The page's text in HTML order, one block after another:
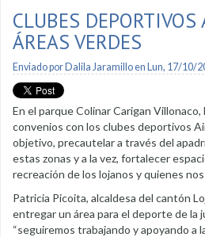
CLUBES
ÁREAS VERDES
Enviado por Dalila Jaramilloen Lun, 17/10/
En el parque Colinar Carigan
convenios con los clubes deportivos
objetivo, precautelar a través del
estas zonas y a la vez, fortalecer
recreación de los lojanos y quienes
Patricia Picoita, alcaldesa del cantón
entregar un área para el deporte de la
“seguiremos trabajando y apoyando a